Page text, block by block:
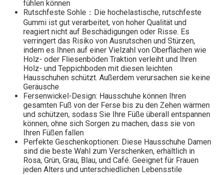
fühlen können
Rutschfeste Sohle：Die hochelastische, rutschfeste
Gummi ist gut verarbeitet, von hoher Qualität und
reagiert nicht auf Beschädigungen oder Risse. Es
verringert das Risiko von Ausrutschen und Stürzen,
indem es Ihnen auf einer Vielzahl von Oberflächen wie
Holz- oder Fliesenböden Traktion verleiht und Ihren
Holz- und Teppichboden mit diesen leichten
Hausschuhen schützt. Außerdem verursachen sie keine
Geräusche
Fersenwickel-Design: Hausschuhe können Ihren
gesamten Fuß von der Ferse bis zu den Zehen wärmen
und schützen, sodass Sie Ihre Füße überall entspannen
können, ohne sich Sorgen zu machen, dass sie von
Ihren Füßen fallen
Perfekte Geschenkoptionen: Diese Hausschuhe Damen
sind die beste Wahl zum Verschenken, erhältlich in
Rosa, Grün, Grau, Blau, und Café. Geeignet für Frauen
jeden Alters und unterschiedlichen Lebensstile